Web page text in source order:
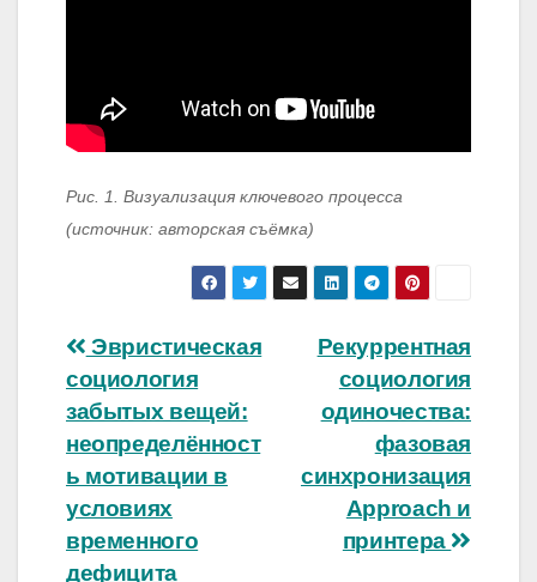
Рис. 1. Визуализация ключевого процесса
(источник: авторская съёмка)
Навигация
по
записям
Рекуррентная
социология
одиночества:
фазовая
синхронизация
Approach и
принтера
Эвристическая
социология
забытых вещей:
неопределённост
ь мотивации в
условиях
временного
дефицита